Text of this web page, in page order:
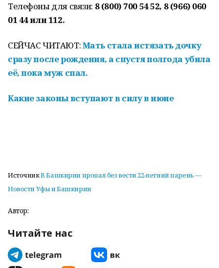
Телефоны для связи: 8 (800) 700 54 52, 8 (966) 060
01 44 или 112.
СЕЙЧАС ЧИТАЮТ:Мать стала истязать дочку
сразу после рождения, а спустя полгода убила
её, пока муж спал.
Какие законы вступают в силу в июне
ИсточникВ Башкирии пропал без вести 22-летний парень —
Новости Уфы и Башкирии
Автор:
Читайте нас